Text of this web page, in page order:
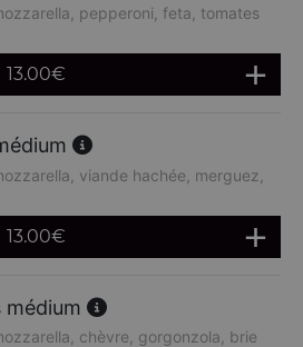
pepperoni, feta, tomates
13.00€
viande hachée, merguez,
13.00€
chèvre, gorgonzola, brie